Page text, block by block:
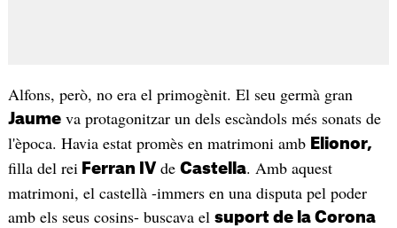
Alfons, però, no era el primogènit. El seu germà gran
Jaumeva protagonitzar un dels escàndols més sonats de
l'època. Havia estat promès en matrimoni amb Elionor,
filla del rei Ferran IVde Castella. Amb aquest
matrimoni, el castellà -immers en una disputa pel poder
amb els seus cosins- buscava el suport de la Corona